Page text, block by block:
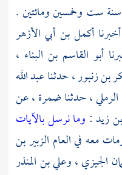
سنة ست وخمسين ومائتين .
أكمل بن أبي الأزهر
أبو القاسم بن البناء ،
بن زنبور، حدثناعبد الله
، حدثناضمرة، عن
زيد: وما نرسل بالآيات
معه في العام الزبير بن
الجيزي،وعلي بن المنذر